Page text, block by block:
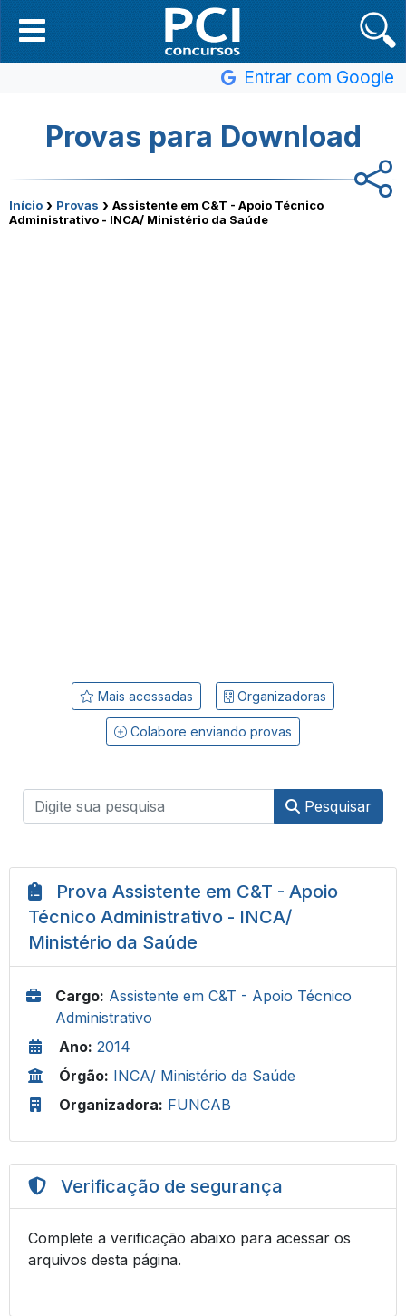
Entrar com Google
Provas para Download
Início › Provas › Assistente em C&T - Apoio Técnico
Administrativo - INCA/ Ministério da Saúde
Mais acessadas Organizadoras
Colabore enviando provas
Pesquisar
Prova Assistente em C&T - Apoio
Técnico Administrativo - INCA/
Ministério da Saúde
Cargo: Assistente em C&T - Apoio Técnico
Administrativo
Ano: 2014
Órgão: INCA/ Ministério da Saúde
Organizadora: FUNCAB
Verificação de segurança
Complete a verificação abaixo para acessar os
arquivos desta página.